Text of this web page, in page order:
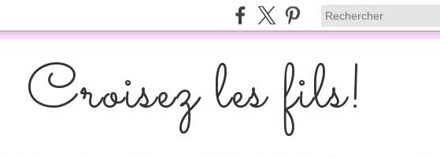
Croisez les fils!